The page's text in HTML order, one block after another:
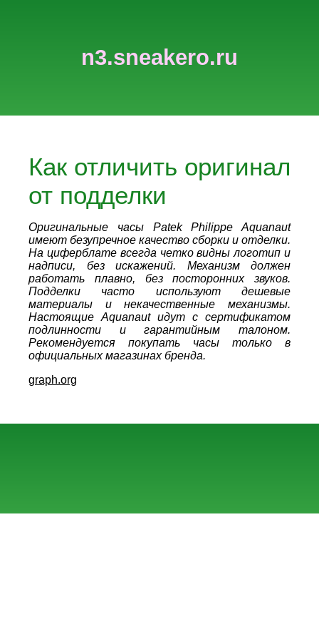
n3.sneakero.ru
Как отличить оригинал
от подделки
Оригинальные часы Patek Philippe Aquanaut
имеют безупречное качество сборки и отделки.
На циферблате всегда четко видны логотип и
надписи, без искажений. Механизм должен
работать плавно, без посторонних звуков.
Подделки часто используют дешевые
материалы и некачественные механизмы.
Настоящие Aquanaut идут с сертификатом
подлинности и гарантийным талоном.
Рекомендуется покупать часы только в
официальных магазинах бренда.
graph.org